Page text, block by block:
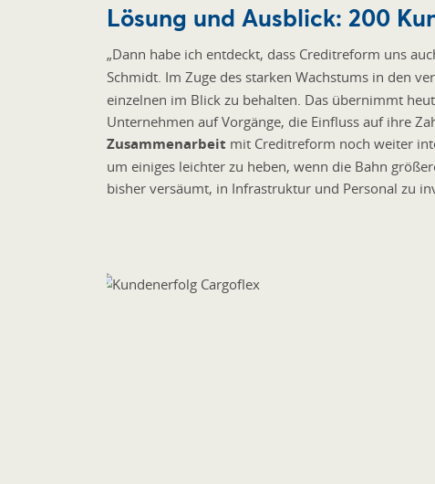
Lösung und Ausblick: 200
„Dann habe ich entdeckt, dass Creditreform uns
Schmidt. Im Zuge des starken Wachstums in den
einzelnen im Blick zu behalten. Das übernimmt
Unternehmen auf Vorgänge, die Einfluss auf ihre
Zusammenarbeit mit Creditreform noch weiter
um einiges leichter zu heben, wenn die Bahn
bisher versäumt, in Infrastruktur und Personal zu